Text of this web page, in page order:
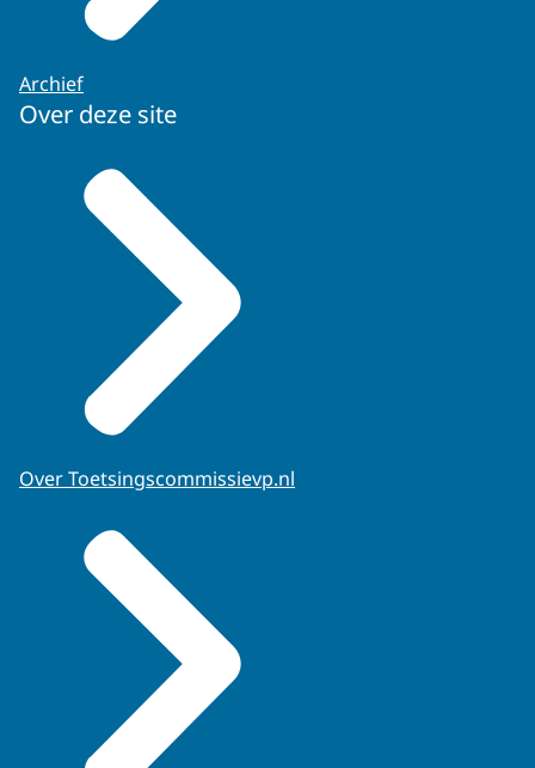
Archief
Over deze site
Over Toetsingscommissievp.nl